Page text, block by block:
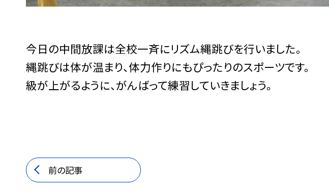
今日の中間放課は全校一斉にリズム縄跳びを行いました。
縄跳びは体が温まり、体力作りにもぴったりのスポーツです。
級が上がるように、がんばって練習していきましょう。
前の記事